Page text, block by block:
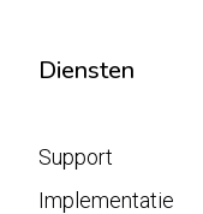
Diensten
Support
Implementatie